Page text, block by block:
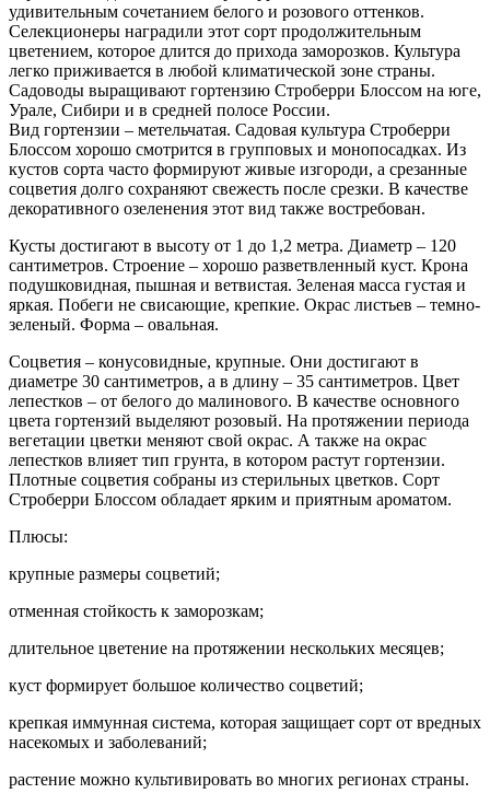
удивительным сочетанием белого и розового оттенков.
Селекционеры наградили этот сорт продолжительным
цветением, которое длится до прихода заморозков. Культура
легко приживается в любой климатической зоне страны.
Садоводы выращивают гортензию Строберри Блоссом на юге,
Урале, Сибири и в средней полосе России.
Вид гортензии – метельчатая. Садовая культура Строберри
Блоссом хорошо смотрится в групповых и монопосадках. Из
кустов сорта часто формируют живые изгороди, а срезанные
соцветия долго сохраняют свежесть после срезки. В качестве
декоративного озеленения этот вид также востребован.
Кусты достигают в высоту от 1 до 1,2 метра. Диаметр – 120
сантиметров. Строение – хорошо разветвленный куст. Крона
подушковидная, пышная и ветвистая. Зеленая масса густая и
яркая. Побеги не свисающие, крепкие. Окрас листьев – темно-
зеленый. Форма – овальная.
Соцветия – конусовидные, крупные. Они достигают в
диаметре 30 сантиметров, а в длину – 35 сантиметров. Цвет
лепестков – от белого до малинового. В качестве основного
цвета гортензий выделяют розовый. На протяжении периода
вегетации цветки меняют свой окрас. А также на окрас
лепестков влияет тип грунта, в котором растут гортензии.
Плотные соцветия собраны из стерильных цветков. Сорт
Строберри Блоссом обладает ярким и приятным ароматом.
Плюсы:
крупные размеры соцветий;
отменная стойкость к заморозкам;
длительное цветение на протяжении нескольких месяцев;
куст формирует большое количество соцветий;
крепкая иммунная система, которая защищает сорт от вредных
насекомых и заболеваний;
растение можно культивировать во многих регионах страны.